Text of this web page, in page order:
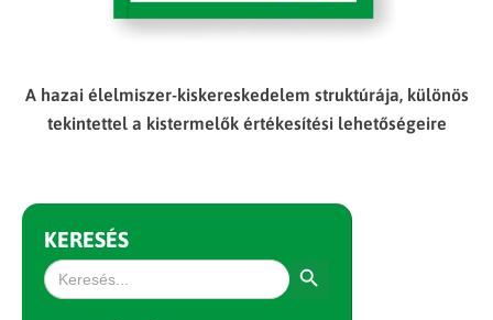
A hazai élelmiszer-kiskereskedelem struktúrája, különös
tekintettel a kistermelők értékesítési lehetőségeire
KERESÉS
Search
for: